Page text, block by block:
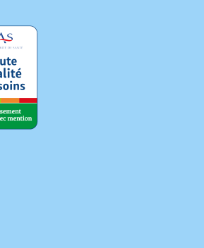
Pelletier
(C.E.P.O)